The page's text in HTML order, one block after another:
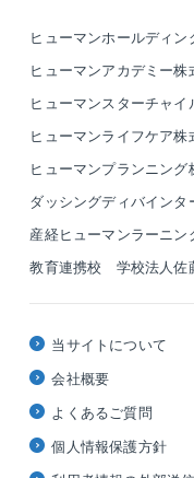
ヒューマンホールディン
ヒューマンアカデミー株
ヒューマンスターチャイ
ヒューマンライフケア株
ヒューマンプランニング
ダッシングディバイン
産経ヒューマンラーニン
教育連携校 学校法人佐
当サイトについて
会社概要
よくあるご質問
個人情報保護方針